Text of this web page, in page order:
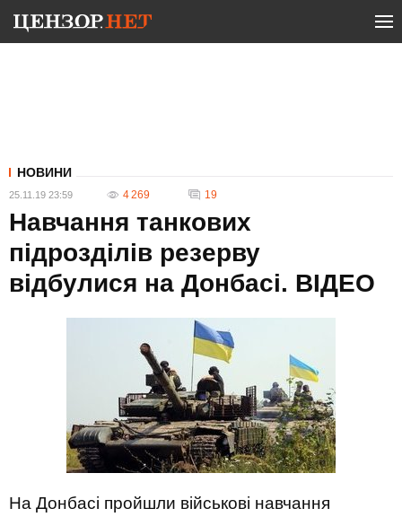
НОВИНИ
25.11.19 23:59 4 269 19
Навчання танкових
підрозділів резерву
відбулися на Донбасі. ВIДЕО
На Донбасі пройшли військові навчання